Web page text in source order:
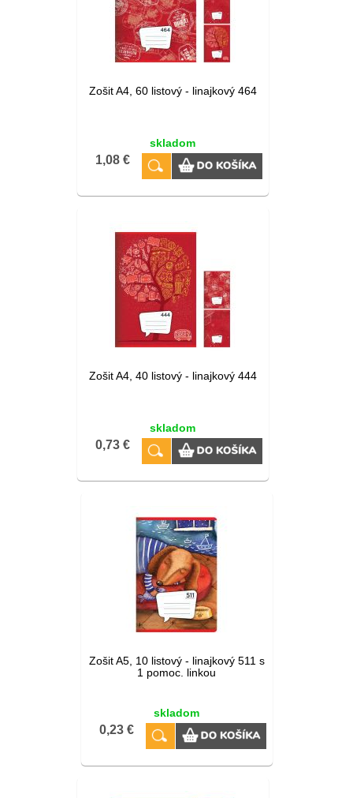
Zošit A4, 60 listový - linajkový 464
skladom
1,08 €
Zošit A4, 40 listový - linajkový 444
skladom
0,73 €
Zošit A5, 10 listový - linajkový 511 s
1 pomoc. linkou
skladom
0,23 €